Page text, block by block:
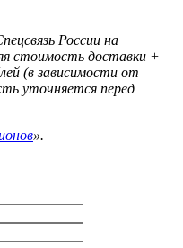
России на
стоимость доставки +
(в зависимости от
уточняется перед
».